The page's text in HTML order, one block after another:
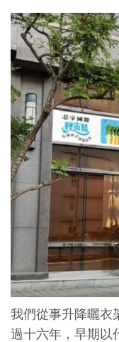
我們從事升降曬衣
過十六年，早期以